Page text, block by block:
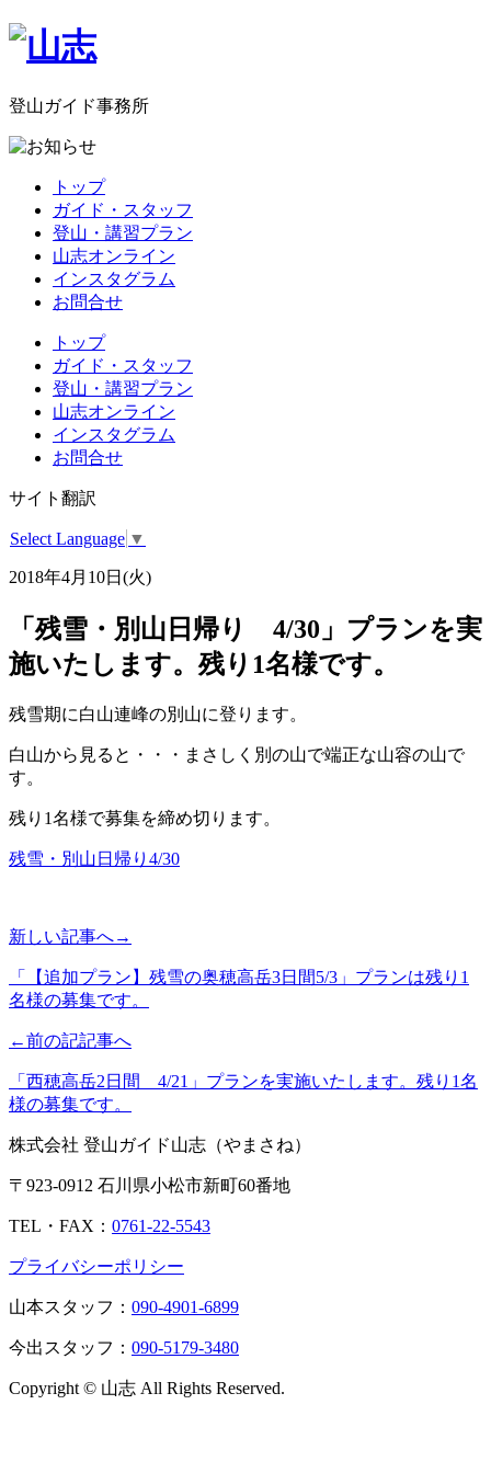
登山ガイド事務所
トップ
ガイド・スタッフ
登山・講習プラン
山志オンライン
インスタグラム
お問合せ
トップ
ガイド・スタッフ
登山・講習プラン
山志オンライン
インスタグラム
お問合せ
サイト翻訳
Select Language ▼
2018年4月10日(火)
「残雪・別山日帰り 4/30」プランを実
施いたします。残り1名様です。
残雪期に白山連峰の別山に登ります。
白山から見ると・・・まさしく別の山で端正な山容の山で
す。
残り1名様で募集を締め切ります。
残雪・別山日帰り4/30
新しい記事へ→
「【追加プラン】残雪の奥穂高岳3日間5/3」プランは残り1
名様の募集です。
←前の記記事へ
「西穂高岳2日間 4/21」プランを実施いたします。残り1名
様の募集です。
株式会社 登山ガイド山志（やまさね）
〒923-0912 石川県小松市新町60番地
TEL・FAX： 0761-22-5543
プライバシーポリシー
山本スタッフ： 090-4901-6899
今出スタッフ： 090-5179-3480
Copyright © 山志 All Rights Reserved.